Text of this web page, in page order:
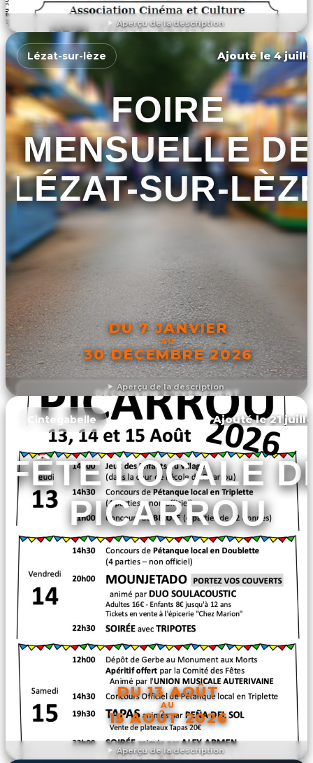
Aperçu de la description
DÉCOUVRIR L'ÉVÉNEMENT
Aperçu de la description
Lézat-sur-lèze Ajouté le 4
FOIRE
MENSUELLE DE
LÉZAT-SUR-
DU 7 JANVIER
AU
30 DÉCEMBRE 2026
DÉCOUVRIR L'ÉVÉNEMENT
Aperçu de la description
Cintegabelle Ajouté le 21
FÊTE LOCALE
PICARROU
DU 13 AOÛT
AU
15 AOÛT 2026
DÉCOUVRIR L'ÉVÉNEMENT